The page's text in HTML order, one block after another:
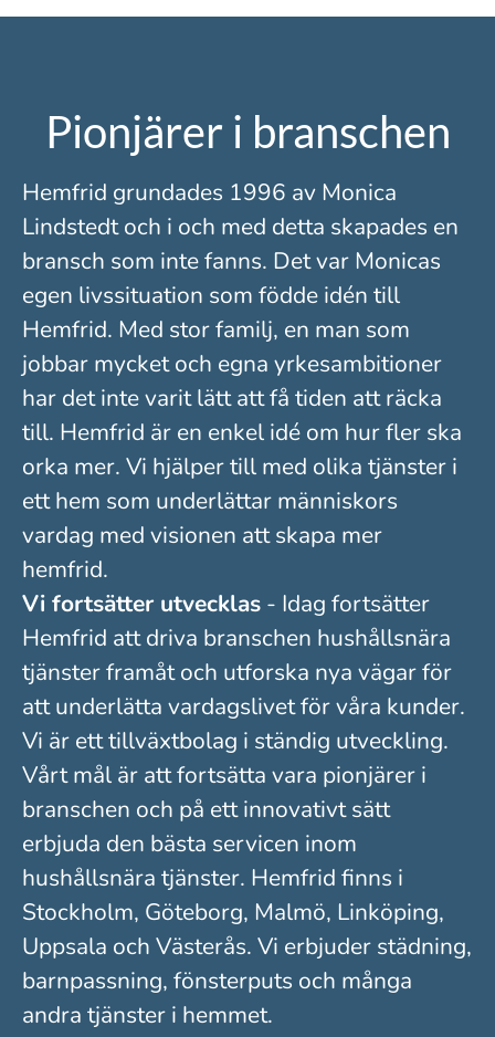
Pionjärer i branschen
Hemfrid grundades 1996 av Monica
Lindstedt och i och med detta skapades en
bransch som inte fanns. Det var Monicas
egen livssituation som födde idén till
Hemfrid. Med stor familj, en man som
jobbar mycket och egna yrkesambitioner
har det inte varit lätt att få tiden att räcka
till. Hemfrid är en enkel idé om hur fler ska
orka mer. Vi hjälper till med olika tjänster i
ett hem som underlättar människors
vardag med visionen att skapa mer
hemfrid.
Vi fortsätter utvecklas - Idag fortsätter
Hemfrid att driva branschen hushållsnära
tjänster framåt och utforska nya vägar för
att underlätta vardagslivet för våra kunder.
Vi är ett tillväxtbolag i ständig utveckling.
Vårt mål är att fortsätta vara pionjärer i
branschen och på ett innovativt sätt
erbjuda den bästa servicen inom
hushållsnära tjänster. Hemfrid finns i
Stockholm, Göteborg, Malmö, Linköping,
Uppsala och Västerås. Vi erbjuder städning,
barnpassning, fönsterputs och många
andra tjänster i hemmet.